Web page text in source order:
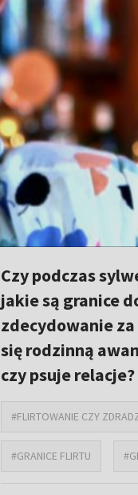
Czy podczas
jakie są granice
zdecydowanie
się rodzinną
czy psuje relacje?
#FLIRTOWANIE CZY
#GRANICE FLIRTU